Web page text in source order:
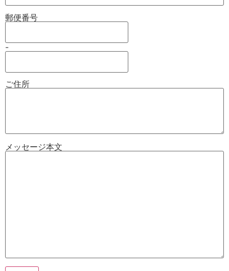
郵便番号
-
ご住所
メッセージ本文